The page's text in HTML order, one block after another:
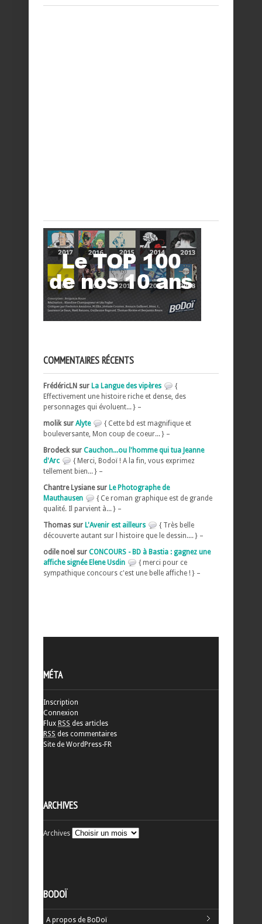
COMMENTAIRES RÉCENTS
FrédéricLN sur La Langue des vipères
{
Effectivement une histoire riche et dense, des
personnages qui évoluent... } –
molik sur Alyte
{ Cette bd est magnifique et
bouleversante, Mon coup de coeur... } –
Brodeck sur Cauchon...ou l'homme qui tua Jeanne
d'Arc
{ Merci, Bodoï ! A la fin, vous exprimez
tellement bien... } –
Chantre Lysiane sur Le Photographe de
Mauthausen
{ Ce roman graphique est de grande
qualité. Il parvient à... } –
Thomas sur L'Avenir est ailleurs
{ Très belle
découverte autant sur l histoire que le dessin.... } –
odile noel sur CONCOURS - BD à Bastia : gagnez une
affiche signée Elene Usdin
{ merci pour ce
sympathique concours c'est une belle affiche ! } –
MÉTA
Inscription
Connexion
Flux RSS des articles
RSS des commentaires
Site de WordPress-FR
ARCHIVES
Archives
BODOÏ
A propos de BoDoï